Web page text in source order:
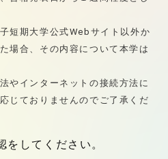
短期大学公式Webサイト以外か
場合、その内容について本学は
やインターネットの接続方法に
じておりませんのでご了承くだ
してください。